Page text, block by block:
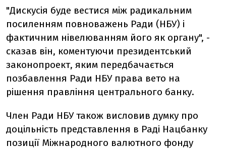
"Дискусія буде вестися між радикальним
посиленням повноважень Ради (НБУ) і
фактичним нівелюванням його як органу", -
сказав він, коментуючи президентський
законопроект, яким передбачається
позбавлення Ради НБУ права вето на
рішення правління центрального банку.
Член Ради НБУ також висловив думку про
доцільність представлення в Раді Нацбанку
позиції Міжнародного валютного фонду